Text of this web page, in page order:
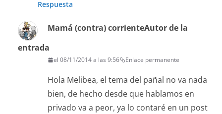
Respuesta
Mamá (contra) corrienteAutor de la
entrada
el 08/11/2014 a las 9:56 Enlace permanente
Hola Melibea, el tema del pañal no va nada
bien, de hecho desde que hablamos en
privado va a peor, ya lo contaré en un post